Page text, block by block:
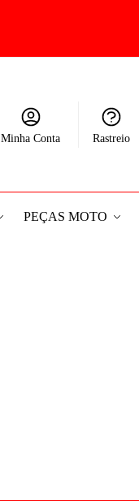
Minha Conta Rastreio
PEÇAS MOTO